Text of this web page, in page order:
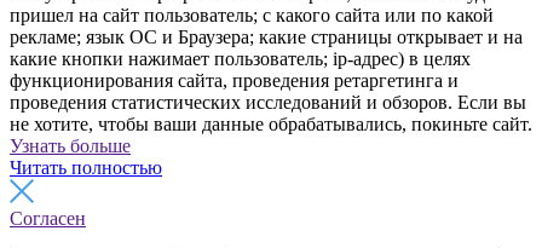
пришел на сайт пользователь; с какого сайта или по какой
рекламе; язык ОС и Браузера; какие страницы открывает и на
какие кнопки нажимает пользователь; ip-адрес) в целях
функционирования сайта, проведения ретаргетинга и
проведения статистических исследований и обзоров. Если вы
не хотите, чтобы ваши данные обрабатывались, покиньте сайт.
Узнать больше
Читать полностью
Согласен